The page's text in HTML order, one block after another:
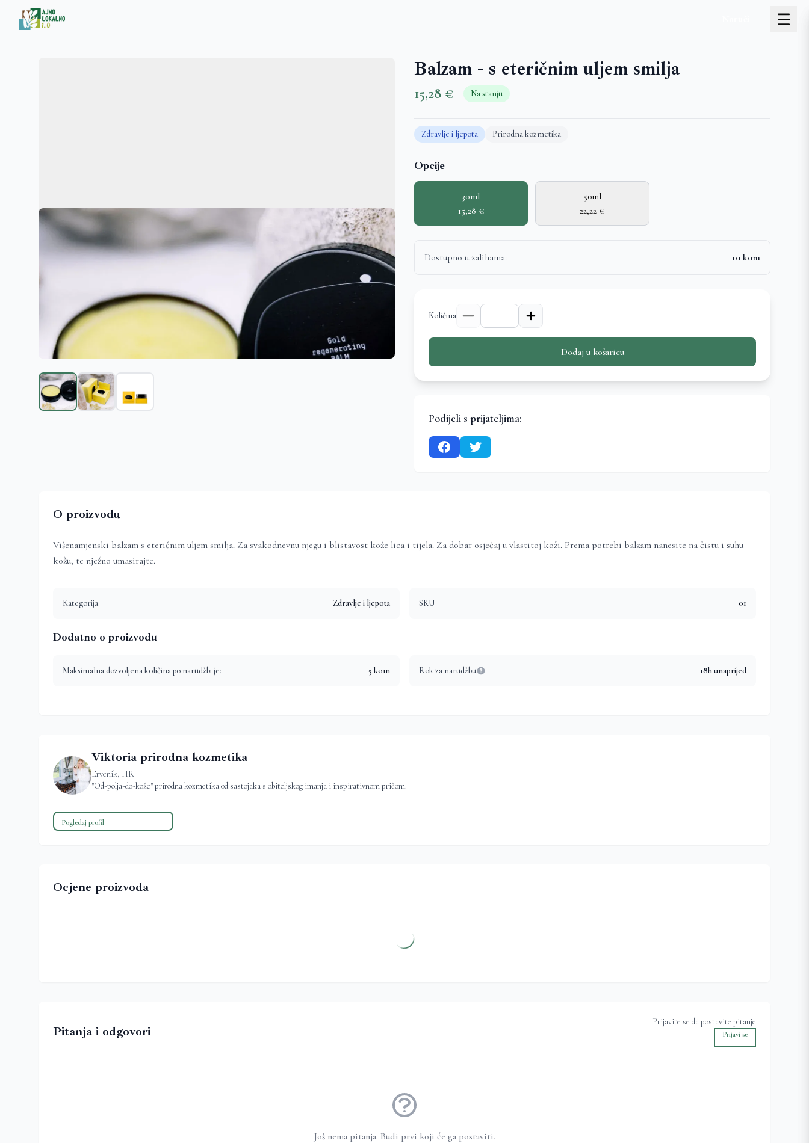
Balzam - s eteričnim uljem smilja
15,28 € Na stanju
Zdravlje i ljepota Prirodna kozmetika
Opcije
30ml
15,28 €
50ml
22,22 €
Dostupno u zalihama: 10 kom
Količina
Dodaj u košaricu
Podijeli s prijateljima:
O proizvodu
Višenamjenski balzam s eteričnim uljem smilja. Za svakodnevnu njegu i blistavost kože lica i tijela. Za dobar osjećaj u vlastitoj koži. Prema potrebi balzam nanesite na čistu i suhu
kožu, te nježno umasirajte.
Kategorija Zdravlje i ljepota SKU 01
Dodatno o proizvodu
Maksimalna dozvoljena količina po narudžbi je: 5 kom Rok za narudžbu 18h unaprijed
Viktoria prirodna kozmetika
Ervenik, HR
"Od-polja-do-kože" prirodna kozmetika od sastojaka s obiteljskog imanja i inspirativnom pričom.
Pogledaj profil
Ocjene proizvoda
Pitanja i odgovori
Prijavite se da postavite pitanje
Prijavi se
Još nema pitanja. Budi prvi koji će ga postaviti.